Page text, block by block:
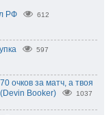
РФ 612
597
очков за матч, а твоя
Booker)
1037